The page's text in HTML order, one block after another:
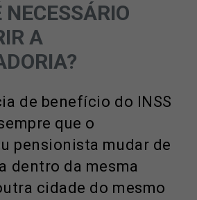
NECESSÁRIO
A
de benefício do INSS
que o
pensionista mudar de
dentro da mesma
cidade do mesmo